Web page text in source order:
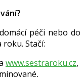
péči nebo
Stačí:
www.sestraroku.cz,